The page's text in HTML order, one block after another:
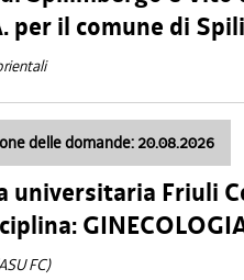
per il comune di
delle domande: 20.08.2026
universitaria Friuli
FC)